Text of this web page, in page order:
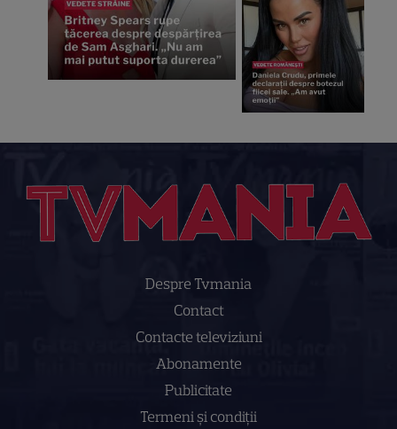
Despre Tvmania
Contact
Contacte televiziuni
Abonamente
Publicitate
Termeni și condiții